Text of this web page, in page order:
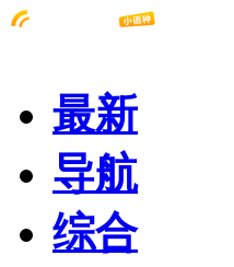
最新
导航
综合